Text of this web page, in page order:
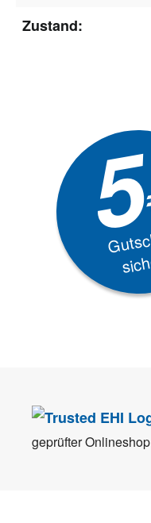
Zustand:
geprüfter Onlineshop